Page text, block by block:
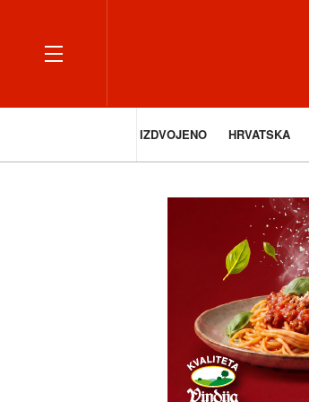
IZDVOJENO HRVATSKA